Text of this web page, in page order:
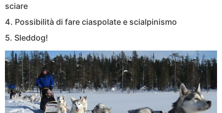
sciare
4. Possibilità di fare ciaspolate e scialpinismo
5. Sleddog!